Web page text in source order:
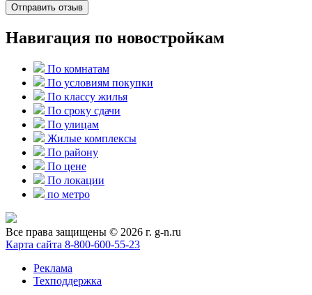
Отправить отзыв
Навигация по новостройкам
По комнатам
По условиям покупки
По классу жилья
По сроку сдачи
По улицам
Жилые комплексы
По району
По цене
По локации
по метро
Все права защищены © 2026 г. g-n.ru
Карта сайта 8-800-600-55-23
Реклама
Техподдержка